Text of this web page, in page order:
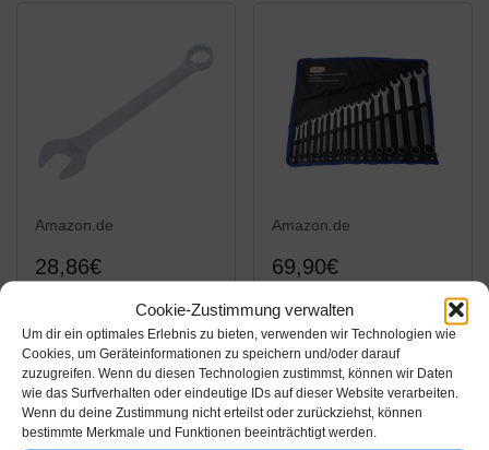
Cookie-Zustimmung verwalten
Um dir ein optimales Erlebnis zu bieten, verwenden wir Technologien wie
Cookies, um Geräteinformationen zu speichern und/oder darauf
zuzugreifen. Wenn du diesen Technologien zustimmst, können wir Daten
wie das Surfverhalten oder eindeutige IDs auf dieser Website verarbeiten.
Wenn du deine Zustimmung nicht erteilst oder zurückziehst, können
bestimmte Merkmale und Funktionen beeinträchtigt werden.
Amazon.de
28,86€
BGS 1096 | Maul-
Ringschlüssel | SW 46
mm |
Gabelringschlüssel
Amazon / Ebay
Produkt ansehen*
Amazon.de
69,90€
17- TLG. Satz Ring-
maulschlüssel-Satz
EXTRA Lange 8 bis 32
mm für PKW LKW
Traktor Bus
Maulringschlüssel Satz
Amazon / Ebay
Produkt ansehen*